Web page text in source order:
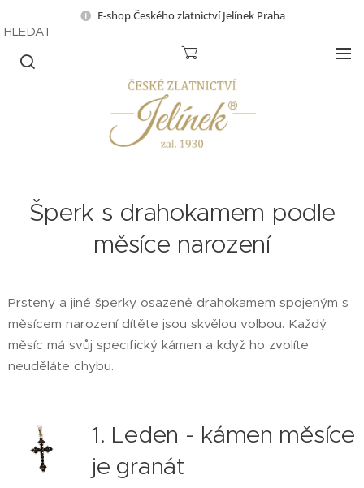
E-shop Českého zlatnictví Jelínek Praha
HLEDAT
Šperk s drahokamem podle
měsíce narození
Prsteny a jiné šperky osazené drahokamem spojeným s
měsícem narození dítěte jsou skvělou volbou. Každý
měsíc má svůj specifický kámen a když ho zvolíte
neuděláte chybu.
1. Leden - kámen měsíce
je granát